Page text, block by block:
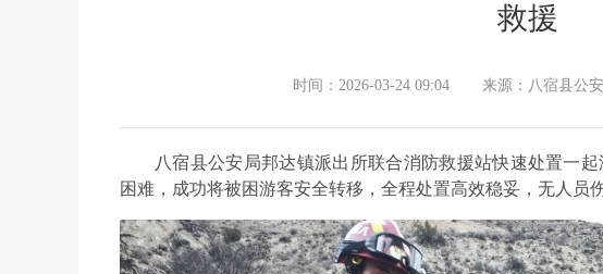
救援
时间：2026-03-24 09:04 来源：八宿县公
八宿县公安局邦达镇派出所联合消防救援站快速处置一
困难，成功将被困游客安全转移，全程处置高效稳妥，无人员伤